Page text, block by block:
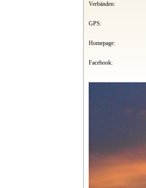
Verbänden:
GPS:
Homepage:
Facebook: